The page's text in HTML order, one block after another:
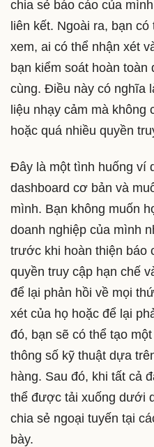
chia sẻ báo cáo của
liên kết. Ngoài ra, bạn
xem, ai có thể nhận xét
bạn kiểm soát hoàn
cùng. Điều này có nghĩa
liệu nhạy cảm mà không
hoặc quá nhiều quyền
Đây là một tình huống ví
dashboard cơ bản và
mình. Bạn không muốn
doanh nghiệp của mình
trước khi hoàn thiện báo
quyền truy cập hạn chế
để lại phản hồi về mọi
xét của họ hoặc để lại
đó, bạn sẽ có thể tạo
thông số kỹ thuật dựa
hàng. Sau đó, khi tất cả
thể được tải xuống dưới
chia sẻ ngoại tuyến tại
bày.